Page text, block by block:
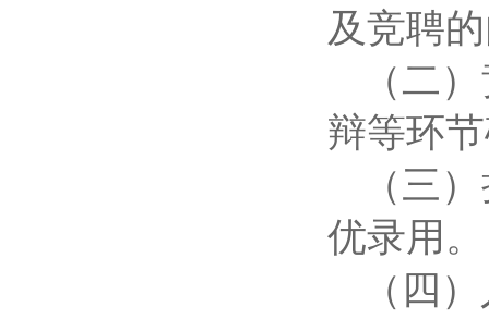
及竞聘
（二
辩等环
（三
优录用。
（四